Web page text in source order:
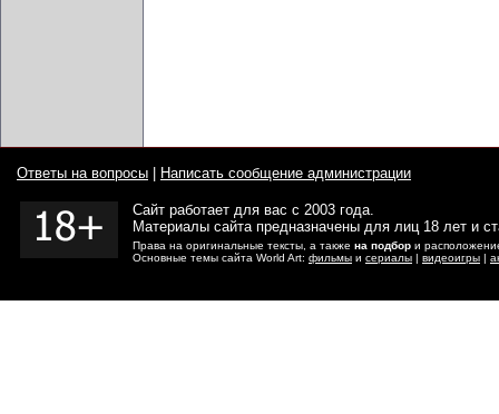
Ответы на вопросы Написать сообщение администрации
Сайт работает для вас с 2003 года.
Материалы сайта предназначены для лиц 18 лет и
Права на оригинальные тексты, а также на подбор и
Основные темы сайта World Art: фильмы и сериалы | видеоигры |